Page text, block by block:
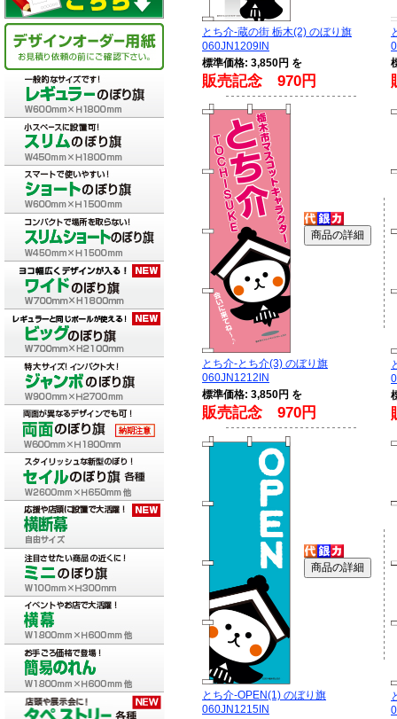
とち介-蔵の街 栃木(2) のぼり旗
060JN1209IN
標準価格: 3,850円 を
販売記念 970円
とち介-とち介(3) のぼり旗
060JN1212IN
標準価格: 3,850円 を
販売記念 970円
とち介-OPEN(1) のぼり旗
060JN1215IN